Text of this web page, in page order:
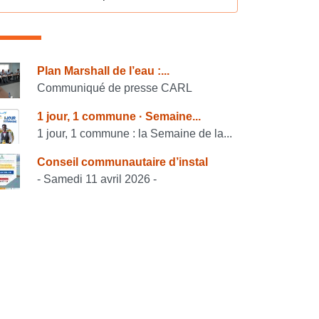
également
Plan Marshall de l’eau :...
Communiqué de presse CARL
1 jour, 1 commune · Semaine...
1 jour, 1 commune : la Semaine de la...
Conseil communautaire d’instal
- Samedi 11 avril 2026 -